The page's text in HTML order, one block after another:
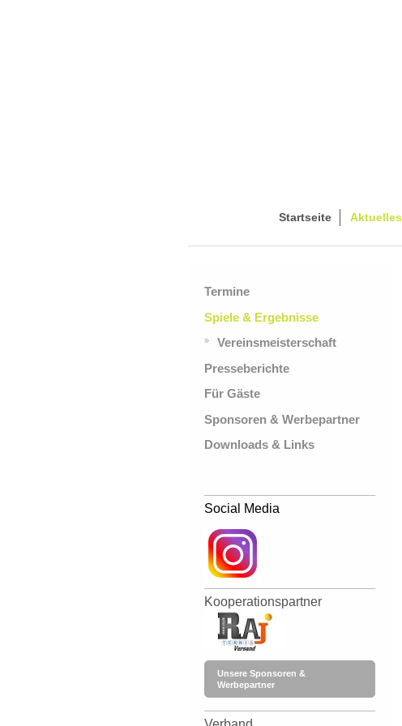
Startseite Aktuelles
Termine
Spiele & Ergebnisse
Vereinsmeisterschaft
Presseberichte
Für Gäste
Sponsoren & Werbepartner
Downloads & Links
Social Media
Kooperationspartner
Unsere Sponsoren &
Werbepartner